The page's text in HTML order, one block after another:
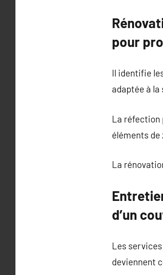
pour
Il identifie
adaptée à
La réfection
éléments de
La
d’un
Les
deviennent